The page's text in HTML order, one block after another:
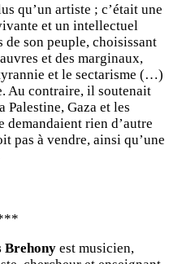
qu’un artiste ; c’était une
et un intellectuel
de son peuple, choisissant
et des marginaux,
et le sectarisme (…)
Au contraire, il soutenait
Palestine, Gaza et les
rien d’autre
pas à vendre, ainsi qu’une
Brehony est musicien,